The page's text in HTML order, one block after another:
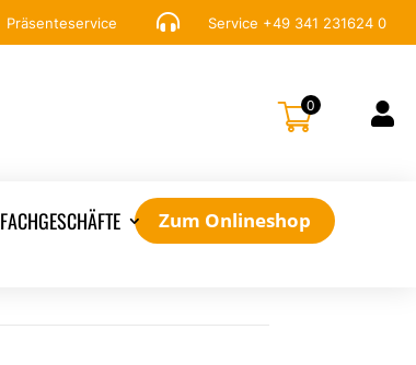
Präsenteservice  Service +49 341 231624 0
0 
FACHGESCHÄFTE
Zum Onlineshop